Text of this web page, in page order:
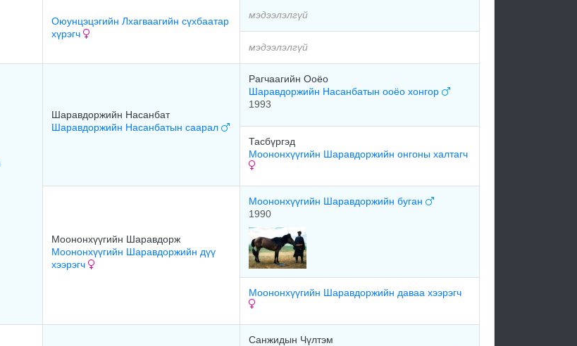
Оюунцэцэгийн Лхагваагийн сүхбаатар
хүрэгч
мэдээлэлгүй
мэдээлэлгүй
Шаравдоржийн Насанбат
Шаравдоржийн Насанбатын саарал
Рагчаагийн Ооёо
Шаравдоржийн Насанбатын ооёо хонгор
1993
Тасбүргэд
Моононхүүгийн Шаравдоржийн онгоны халтагч
Моононхүүгийн Шаравдорж
Моононхүүгийн Шаравдоржийн дүү
хээрэгч
Моононхүүгийн Шаравдоржийн буган
1990
Моононхүүгийн Шаравдоржийн даваа хээрэгч
Санжидын Чүлтэм